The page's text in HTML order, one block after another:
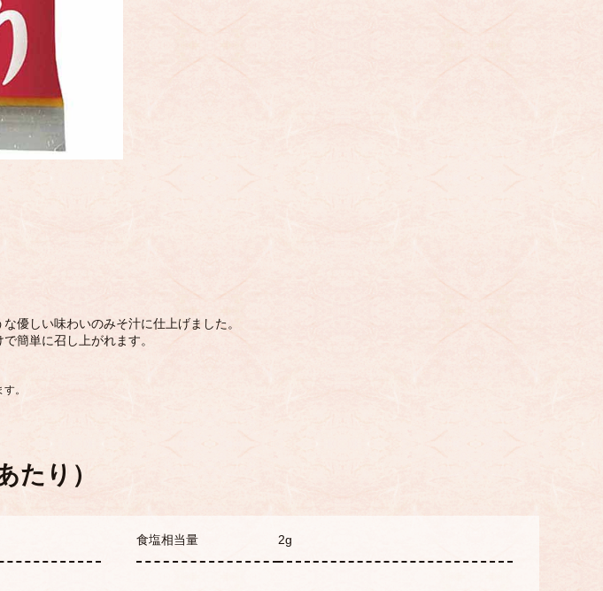
優しい味わいのみそ汁に仕上げました。
簡単に召し上がれます。
。
たり）
食塩相当量 2g